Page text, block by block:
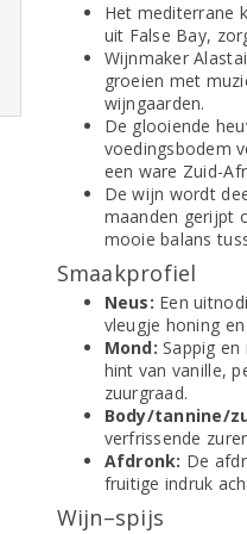
Het mediterrane
uit False Bay,
Wijnmaker
groeien met
wijngaarden.
De glooiende
voedingsbodem
een ware Zuid-
De wijn wordt
maanden gerijpt
mooie balans
Smaakprofiel
Neus: Een
vleugje honing
Mond: Sappig
hint van vanille,
zuurgraad.
Body/tannine/
verfrissende
Afdronk: De
fruitige indruk
Wijn–spijs